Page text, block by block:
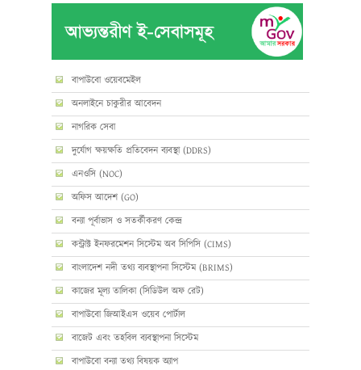
বাপাউবো ওয়েবমেইল
অনলাইনে চাকুরীর আবেদন
নাগরিক সেবা
দুর্যোগ ক্ষয়ক্ষতি প্রতিবেদন ব্যবস্থা (DDRS)
এনওসি (NOC)
অফিস আদেশ (GO)
বন্যা পূর্বাভাস ও সতর্কীকরণ কেন্দ্র
কন্ট্রাক্ট ইনফরমেশন সিস্টেম অব সিপিসি (CIMS)
বাংলাদেশ নদী তথ্য ব্যবস্থাপনা সিস্টেম (BRIMS)
কাজের মূল্য তালিকা (সিডিউল অফ রেট)
বাপাউবো জিআইএস ওয়েব পোর্টাল
বাজেট এবং তহবিল ব্যবস্থাপনা সিস্টেম
বাপাউবো বন্যা তথ্য বিষয়ক অ্যাপ